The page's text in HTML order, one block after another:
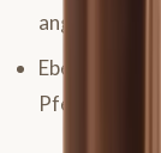
angewendet?
Ebenso gibt
Pferde.